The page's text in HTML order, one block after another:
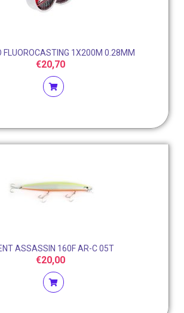
FLUOROCASTING 1X200M 0.28MM
€20,70
ASSASSIN 160F AR-C 05T
€20,00